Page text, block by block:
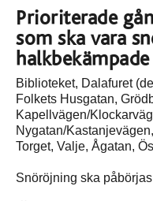
Prioriterade
som ska vara
Biblioteket, Dalafuret
Folkets Husgatan,
Kapellvägen/
Nygatan/
Torget, Valje, Ågatan,
Snöröjning ska